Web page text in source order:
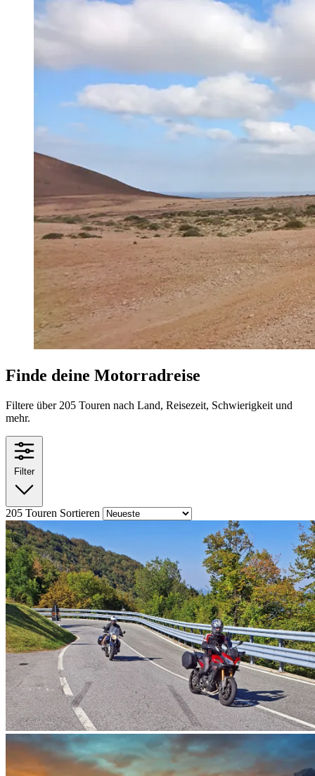
Finde deine Motorradreise
Filtere über 205 Touren nach Land, Reisezeit, Schwierigkeit und
mehr.
Filter
205 Touren Sortieren